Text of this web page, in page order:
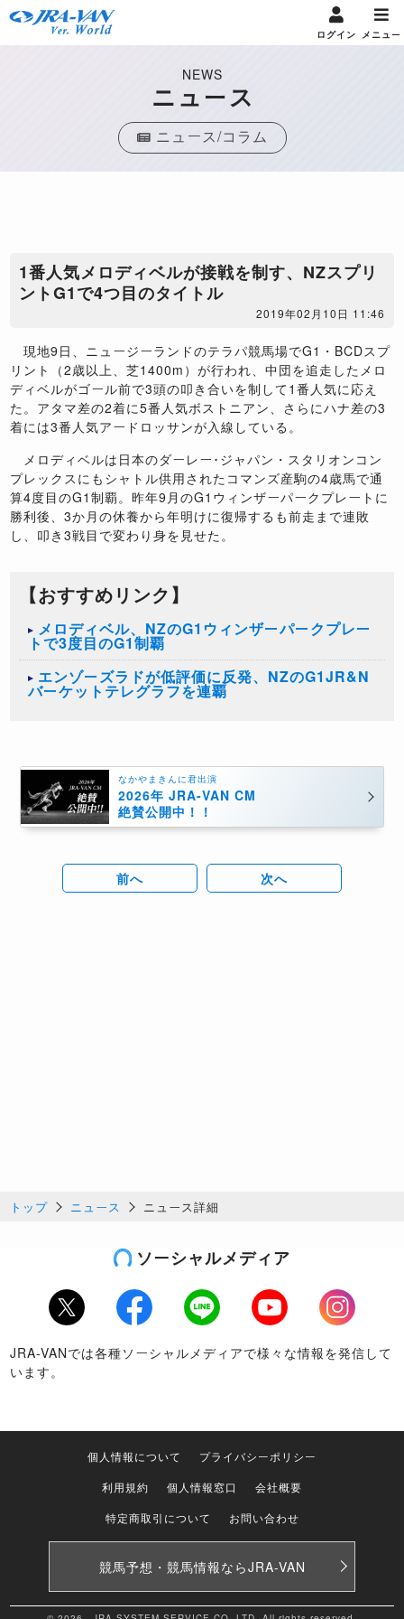
ログイン メニュー
NEWS
ニュース
ニュース/コラム
1番人気メロディベルが接戦を制す、NZスプリ
ントG1で4つ目のタイトル
2019年02月10日 11:46
現地9日、ニュージーランドのテラパ競馬場でG1・BCDスプ
リント（2歳以上、芝1400m）が行われ、中団を追走したメロ
ディベルがゴール前で3頭の叩き合いを制して1番人気に応え
た。アタマ差の2着に5番人気ボストニアン、さらにハナ差の3
着には3番人気アードロッサンが入線している。
メロディベルは日本のダーレー･ジャパン・スタリオンコン
プレックスにもシャトル供用されたコマンズ産駒の4歳馬で通
算4度目のG1制覇。昨年9月のG1ウィンザーパークプレートに
勝利後、3か月の休養から年明けに復帰するも前走まで連敗
し、叩き3戦目で変わり身を見せた。
【おすすめリンク】
メロディベル、NZのG1ウィンザーパークプレー
トで3度目のG1制覇
エンゾーズラドが低評価に反発、NZのG1JR&N
バーケットテレグラフを連覇
なかやまきんに君出演
2026年 JRA-VAN CM
絶賛公開中！！
前へ 次へ
トップ ニュース ニュース詳細
ソーシャルメディア
Twitter Facebook LINE Youtube
Instagram
JRA-VANでは各種ソーシャルメディアで様々な情報を発信して
います。
個人情報について
プライバシーポリシー
利用規約
個人情報窓口
会社概要
特定商取引について
お問い合わせ
競馬予想・競馬情報ならJRA-VAN